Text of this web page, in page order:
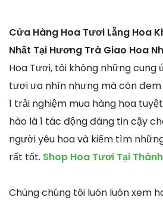
Cửa Hàng Hoa Tươi Lẵng Hoa
Nhất Tại Hương Trà Giao Hoa
Hoa Tươi, tôi không những cung
tươi ưa nhìn nhưng mà còn
1 trải nghiệm mua hàng hoa
hào là 1 tác động đáng tin cậy
người yêu hoa và kiếm tìm
rất tốt. Shop Hoa Tươi Tại
Chúng chúng tôi luôn luôn xem